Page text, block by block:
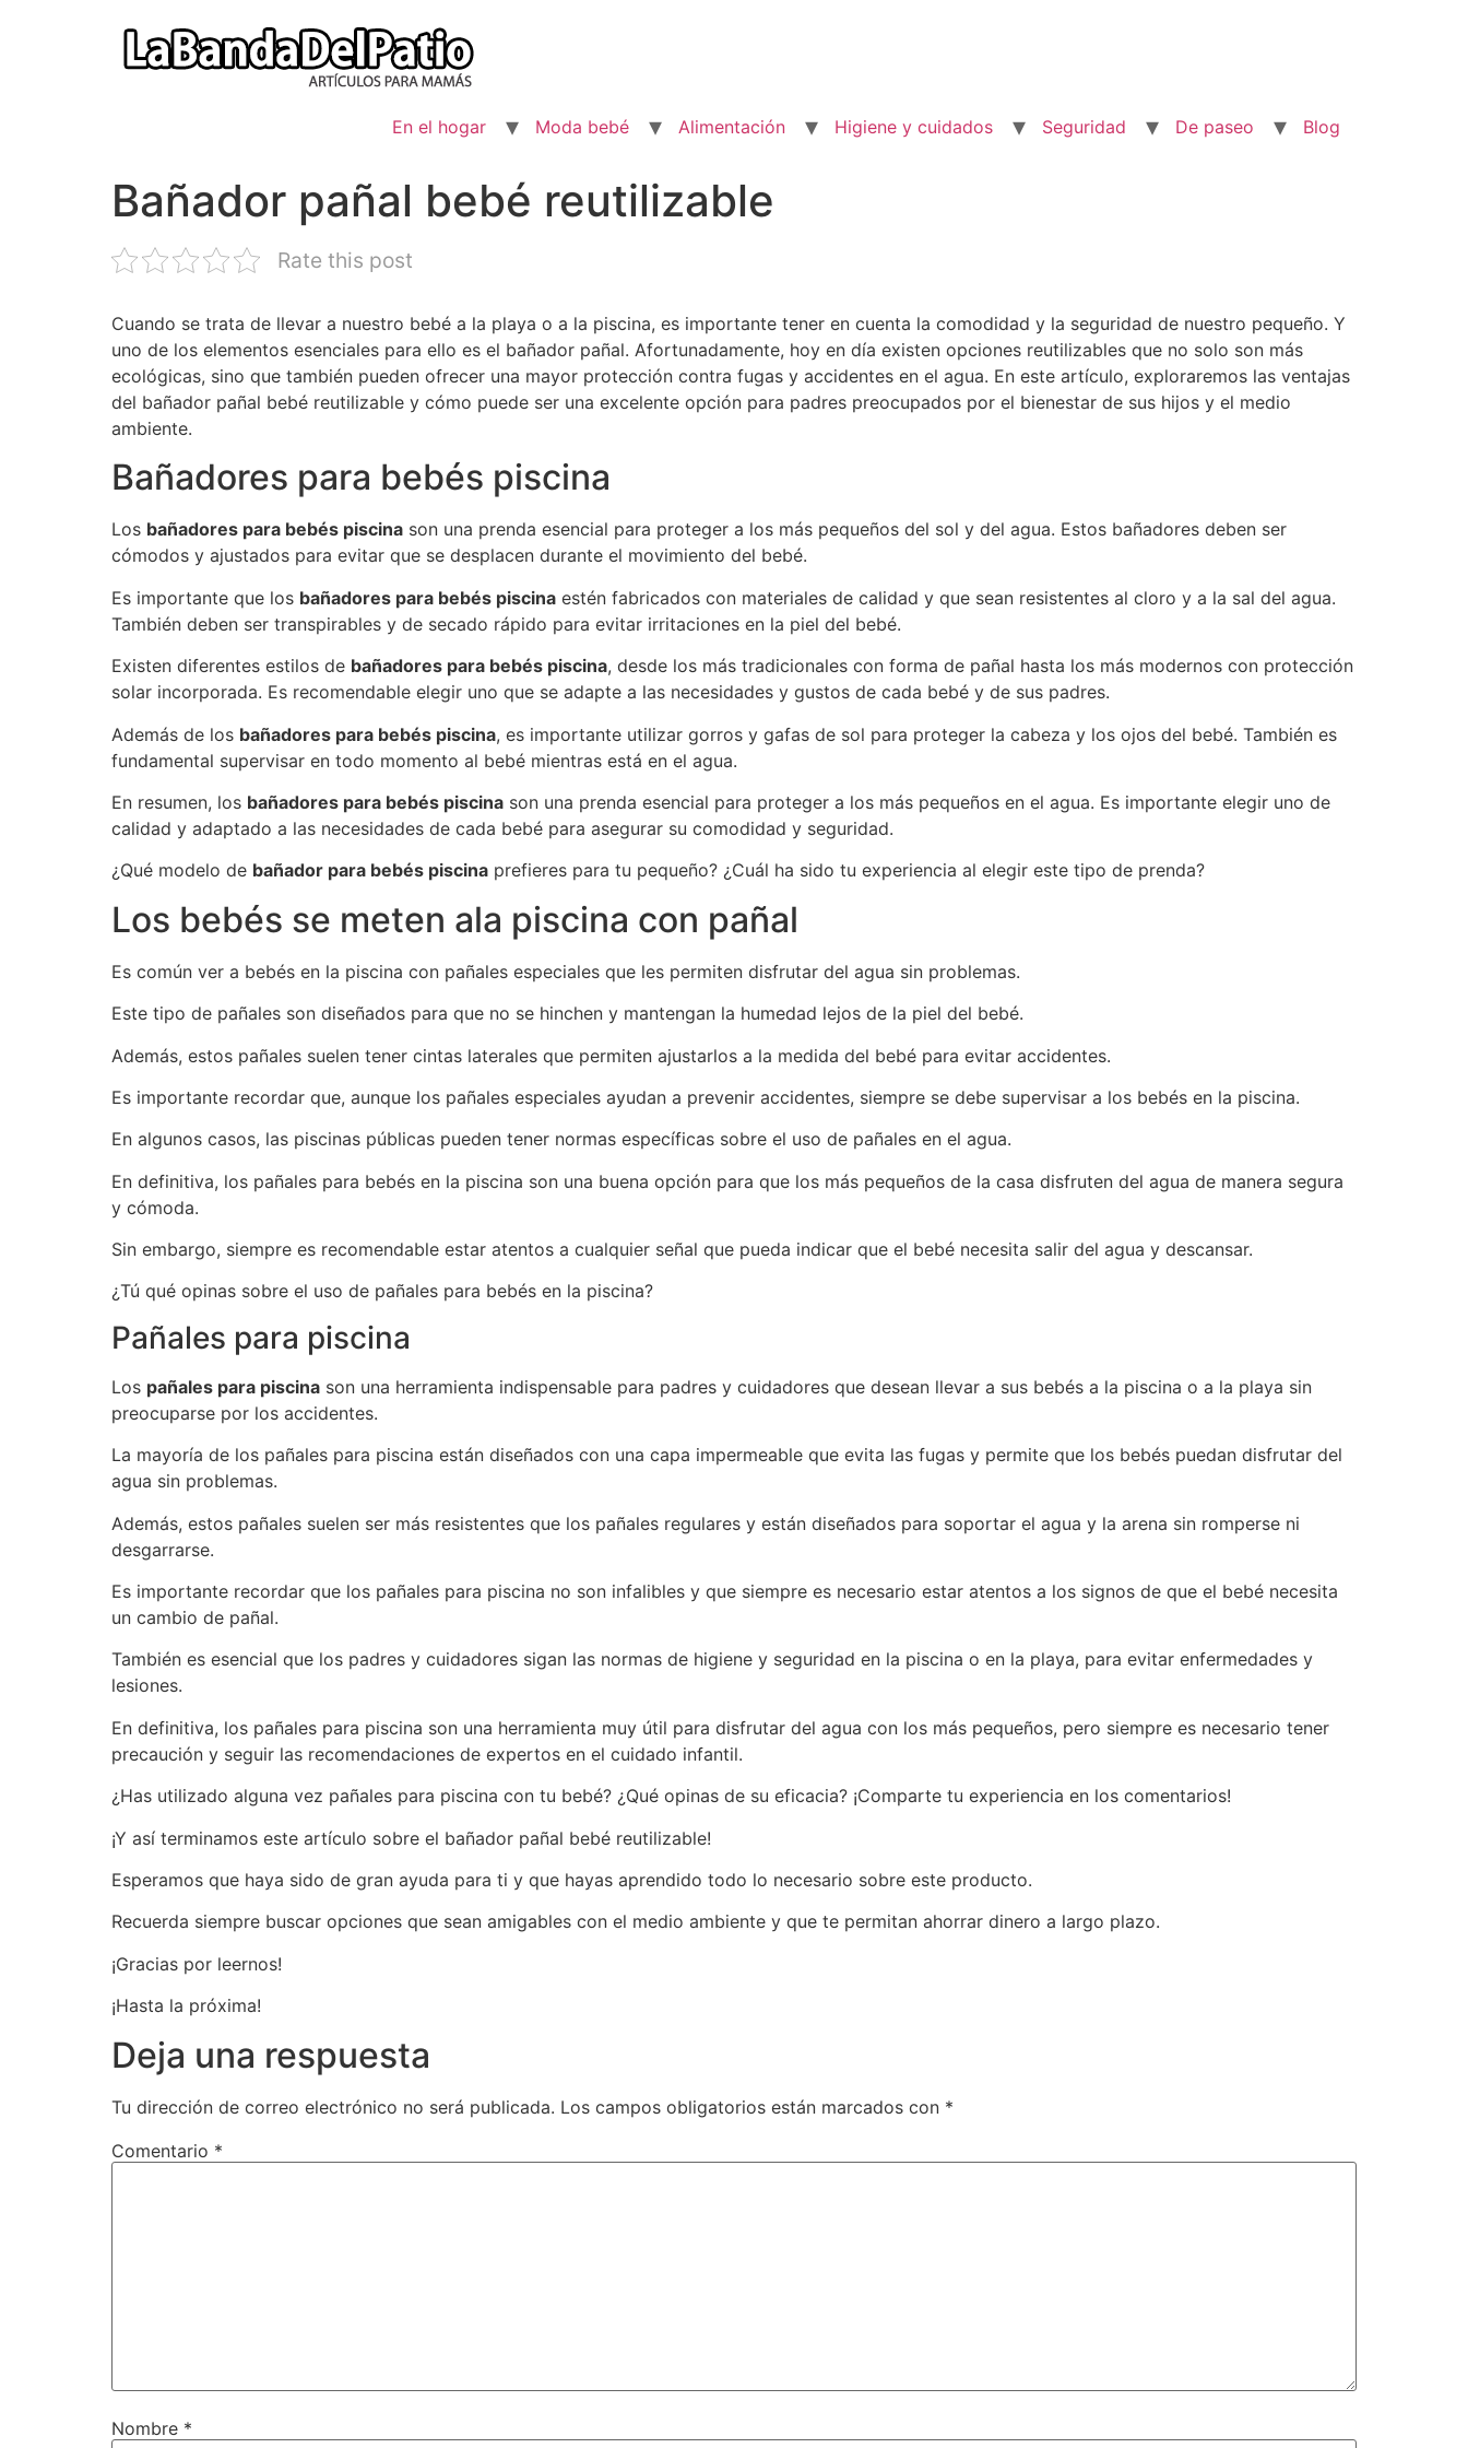
En el hogar Moda bebé Alimentación Higiene y cuidados Seguridad De paseo Blog
Bañador pañal bebé reutilizable
Rate this post
Cuando se trata de llevar a nuestro bebé a la playa o a la piscina, es importante tener en cuenta la comodidad y la seguridad de nuestro pequeño. Y
uno de los elementos esenciales para ello es el bañador pañal. Afortunadamente, hoy en día existen opciones reutilizables que no solo son más
ecológicas, sino que también pueden ofrecer una mayor protección contra fugas y accidentes en el agua. En este artículo, exploraremos las ventajas
del bañador pañal bebé reutilizable y cómo puede ser una excelente opción para padres preocupados por el bienestar de sus hijos y el medio
ambiente.
Bañadores para bebés piscina
Los bañadores para bebés piscina son una prenda esencial para proteger a los más pequeños del sol y del agua. Estos bañadores deben ser
cómodos y ajustados para evitar que se desplacen durante el movimiento del bebé.
Es importante que los bañadores para bebés piscina estén fabricados con materiales de calidad y que sean resistentes al cloro y a la sal del agua.
También deben ser transpirables y de secado rápido para evitar irritaciones en la piel del bebé.
Existen diferentes estilos de bañadores para bebés piscina, desde los más tradicionales con forma de pañal hasta los más modernos con protección
solar incorporada. Es recomendable elegir uno que se adapte a las necesidades y gustos de cada bebé y de sus padres.
Además de los bañadores para bebés piscina, es importante utilizar gorros y gafas de sol para proteger la cabeza y los ojos del bebé. También es
fundamental supervisar en todo momento al bebé mientras está en el agua.
En resumen, los bañadores para bebés piscina son una prenda esencial para proteger a los más pequeños en el agua. Es importante elegir uno de
calidad y adaptado a las necesidades de cada bebé para asegurar su comodidad y seguridad.
¿Qué modelo de bañador para bebés piscina prefieres para tu pequeño? ¿Cuál ha sido tu experiencia al elegir este tipo de prenda?
Los bebés se meten ala piscina con pañal
Es común ver a bebés en la piscina con pañales especiales que les permiten disfrutar del agua sin problemas.
Este tipo de pañales son diseñados para que no se hinchen y mantengan la humedad lejos de la piel del bebé.
Además, estos pañales suelen tener cintas laterales que permiten ajustarlos a la medida del bebé para evitar accidentes.
Es importante recordar que, aunque los pañales especiales ayudan a prevenir accidentes, siempre se debe supervisar a los bebés en la piscina.
En algunos casos, las piscinas públicas pueden tener normas específicas sobre el uso de pañales en el agua.
En definitiva, los pañales para bebés en la piscina son una buena opción para que los más pequeños de la casa disfruten del agua de manera segura
y cómoda.
Sin embargo, siempre es recomendable estar atentos a cualquier señal que pueda indicar que el bebé necesita salir del agua y descansar.
¿Tú qué opinas sobre el uso de pañales para bebés en la piscina?
Pañales para piscina
Los pañales para piscina son una herramienta indispensable para padres y cuidadores que desean llevar a sus bebés a la piscina o a la playa sin
preocuparse por los accidentes.
La mayoría de los pañales para piscina están diseñados con una capa impermeable que evita las fugas y permite que los bebés puedan disfrutar del
agua sin problemas.
Además, estos pañales suelen ser más resistentes que los pañales regulares y están diseñados para soportar el agua y la arena sin romperse ni
desgarrarse.
Es importante recordar que los pañales para piscina no son infalibles y que siempre es necesario estar atentos a los signos de que el bebé necesita
un cambio de pañal.
También es esencial que los padres y cuidadores sigan las normas de higiene y seguridad en la piscina o en la playa, para evitar enfermedades y
lesiones.
En definitiva, los pañales para piscina son una herramienta muy útil para disfrutar del agua con los más pequeños, pero siempre es necesario tener
precaución y seguir las recomendaciones de expertos en el cuidado infantil.
¿Has utilizado alguna vez pañales para piscina con tu bebé? ¿Qué opinas de su eficacia? ¡Comparte tu experiencia en los comentarios!
¡Y así terminamos este artículo sobre el bañador pañal bebé reutilizable!
Esperamos que haya sido de gran ayuda para ti y que hayas aprendido todo lo necesario sobre este producto.
Recuerda siempre buscar opciones que sean amigables con el medio ambiente y que te permitan ahorrar dinero a largo plazo.
¡Gracias por leernos!
¡Hasta la próxima!
Deja una respuesta
Tu dirección de correo electrónico no será publicada. Los campos obligatorios están marcados con *
Comentario *
Nombre *